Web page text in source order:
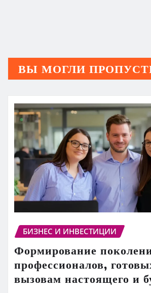
ВЫ МОГЛИ
БИЗНЕС И ИНВЕСТИЦИИ
Формирование
профессионалов,
вызовам настоящего и